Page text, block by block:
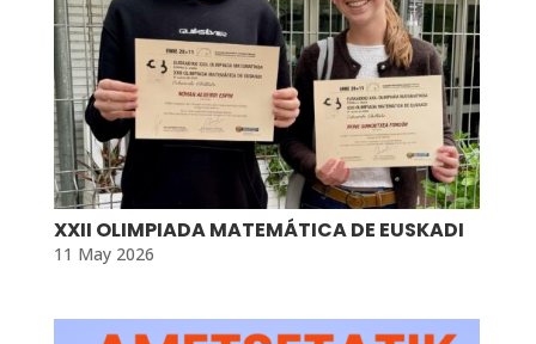
XXII OLIMPIADA MATEMÁTICA DE EUSKADI
11 May 2026